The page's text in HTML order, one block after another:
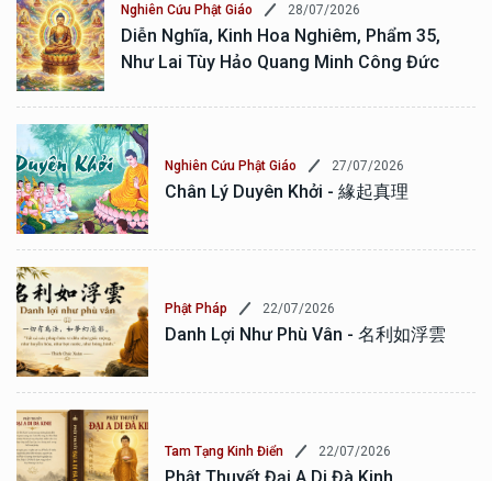
Nghiên Cứu Phật Giáo 28/07/2026
Diễn Nghĩa, Kinh Hoa Nghiêm, Phẩm 35,
Như Lai Tùy Hảo Quang Minh Công Đức
Nghiên Cứu Phật Giáo 27/07/2026
Chân Lý Duyên Khởi - 緣起真理
Phật Pháp 22/07/2026
Danh Lợi Như Phù Vân - 名利如浮雲
Tam Tạng Kinh Điển 22/07/2026